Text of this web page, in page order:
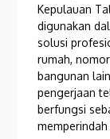
Kepulauan
digunakan
solusi
rumah,
bangunan
pengerjaan
berfungsi